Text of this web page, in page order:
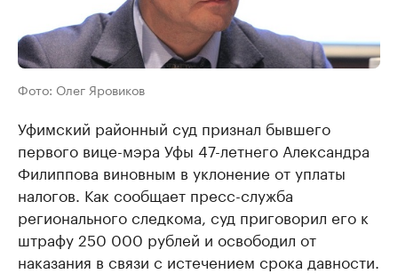
Фото: Олег Яровиков
Уфимский районный суд признал бывшего
первого вице-мэра Уфы 47-летнего Александра
Филиппова виновным в уклонение от уплаты
налогов. Как сообщает пресс-служба
регионального следкома, суд приговорил его к
штрафу 250 000 рублей и освободил от
наказания в связи с истечением срока давности.